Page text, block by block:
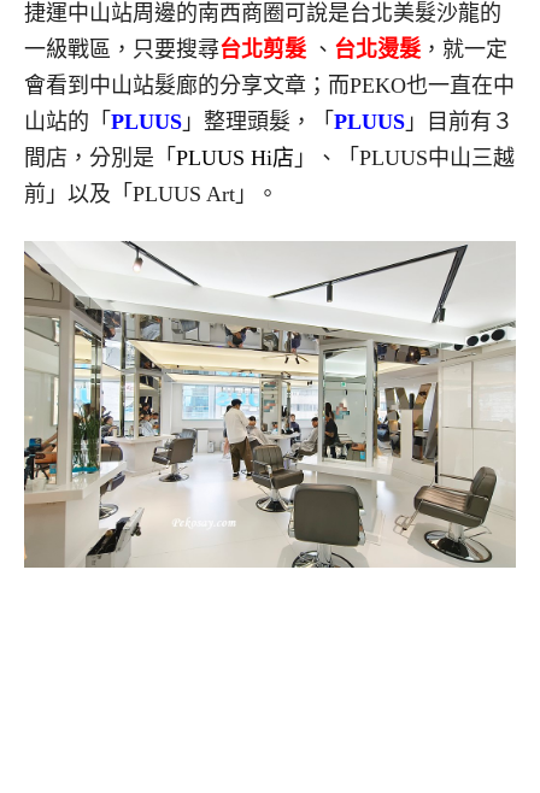
捷運中山站周邊的南西商圈可說是台北美髮沙龍的
一級戰區，只要搜尋台北剪髮 、 台北燙髮 ，就一定
會看到中山站髮廊的分享文章；而PEKO也一直在中
山站的「 PLUUS 」整理頭髮，「 PLUUS 」目前有３
間店，分別是「 PLUUS Hi店 」、「PLUUS中山三越
前」以及「PLUUS Art」。